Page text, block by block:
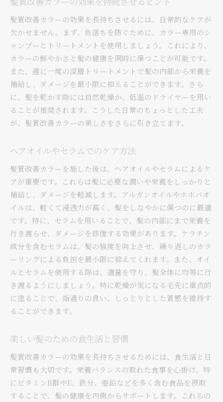
髪質改善カラーの効果を長持ちさせるには、日常的なケアが
欠かせません。まず、色落ちを防ぐために、カラー専用のシ
ャンプーとトリートメントを使用しましょう。これにより、
カラーの鮮やかさと髪の健康を同時に保つことが可能です。
また、週に一度の深層トリートメントで髪の内部から栄養を
補給し、ダメージを最小限に抑えることができます。さら
に、髪を乾かす際には自然乾燥か、低温のドライヤーを用い
ることが推奨されます。こうした日常のちょっとした工夫
が、髪質改善カラーの美しさをさらに引き立てます。
ヘアオイルやセラムでのケア方法
髪質改善カラーを施した後は、ヘアオイルやセラムによるケ
アが重要です。これらは髪に必要な潤いや栄養をしっかりと
補給し、ダメージを軽減します。アルガンオイルやホホバオ
イルは、軽くて浸透力が高く、髪をしなやかに保つのに最適
です。特に、セラムを用いることで、髪の内部にまで栄養を
行き渡らせ、ダメージを修復する効果があります。ケラチン
成分を含むセラムは、髪の強度を向上させ、繰り返しのカラ
ーリングによる負担を最小限に抑えてくれます。また、オイ
ルとセラムを使用する際は、適量を守り、髪全体に均等に行
き渡るようにしましょう。特に乾燥が気になる毛先に重点的
に塗ることで、指通りの良い、しっとりとした質感を維持す
ることができます。
美しい髪のための食生活と習慣
髪質改善カラーの効果を長持ちさせるためには、食生活と日
常習慣も大切です。栄養バランスの取れた食事を心掛け、特
にビタミンB群やE、鉄分、亜鉛などを多く含む食品を摂取
することで、髪の健康を内側からサポートします。これらの